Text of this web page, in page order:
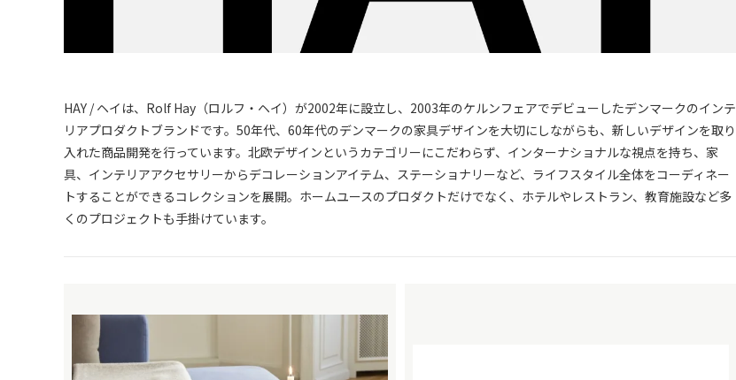
HAY / ヘイは、Rolf Hay（ロルフ・ヘイ）が2002年に設立し、2003年のケルンフェアでデビューしたデンマークのインテ
リアプロダクトブランドです。50年代、60年代のデンマークの家具デザインを大切にしながらも、新しいデザインを取り
入れた商品開発を行っています。北欧デザインというカテゴリーにこだわらず、インターナショナルな視点を持ち、家
具、インテリアアクセサリーからデコレーションアイテム、ステーショナリーなど、ライフスタイル全体をコーディネー
トすることができるコレクションを展開。ホームユースのプロダクトだけでなく、ホテルやレストラン、教育施設など多
くのプロジェクトも手掛けています。